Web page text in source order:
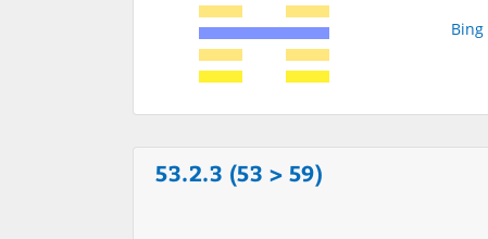
Bing
53.2.3 (53 > 59)